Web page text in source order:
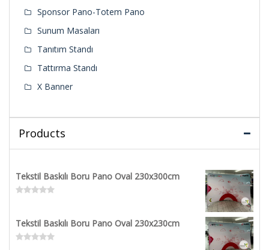
Sponsor Pano-Totem Pano
Sunum Masaları
Tanıtım Standı
Tattırma Standı
X Banner
Products
Tekstil Baskılı Boru Pano Oval 230x300cm
out
of
5
Tekstil Baskılı Boru Pano Oval 230x230cm